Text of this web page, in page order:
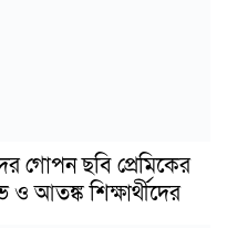
গোপন ছবি প্রেমিকের
আতঙ্ক শিক্ষার্থীদের